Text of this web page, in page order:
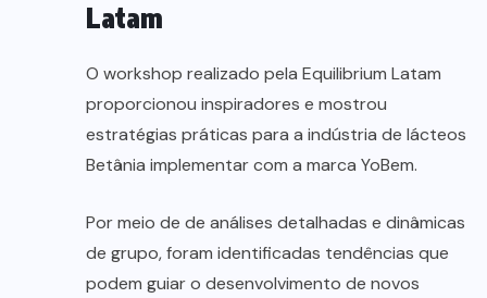
Latam
O workshop realizado pela Equilibrium Latam
proporcionou inspiradores e mostrou
estratégias práticas para a indústria de lácteos
Betânia implementar com a marca YoBem.
Por meio de de análises detalhadas e dinâmicas
de grupo, foram identificadas tendências que
podem guiar o desenvolvimento de novos